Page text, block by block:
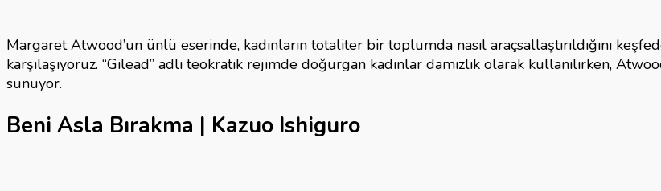
Margaret Atwood’un ünlü eserinde, kadınların totaliter bir toplumda nasıl araçsallaştırıldığını
karşılaşıyoruz. “Gilead” adlı teokratik rejimde doğurgan kadınlar damızlık olarak kullanılırken,
sunuyor.
Beni Asla Bırakma | Kazuo Ishiguro